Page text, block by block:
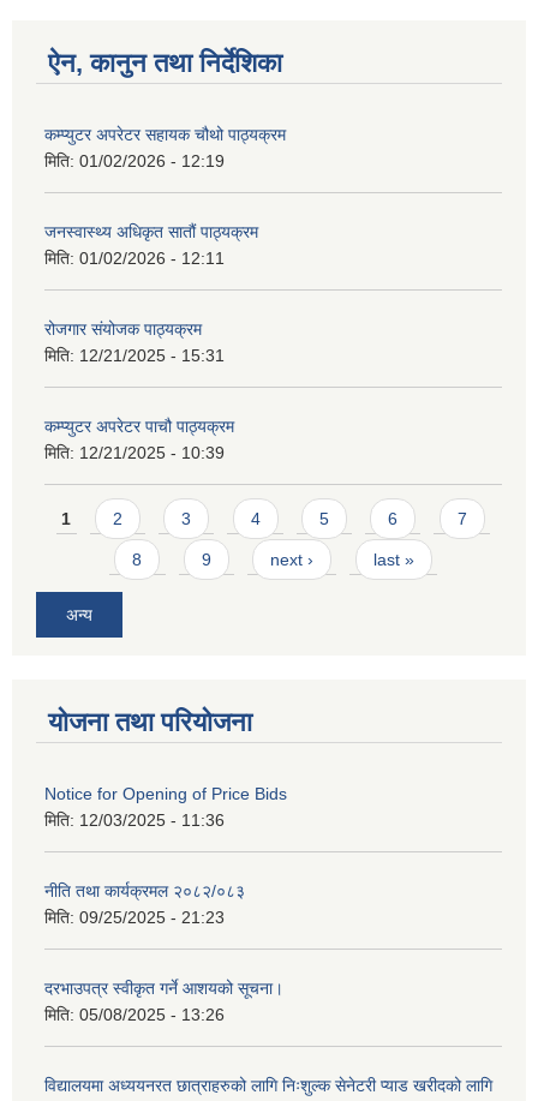
ऐन, कानुन तथा निर्देशिका
कम्प्युटर अपरेटर सहायक चौथो पाठ्यक्रम
मिति: 01/02/2026 - 12:19
जनस्वास्थ्य अधिकृत सातौं पाठ्यक्रम
मिति: 01/02/2026 - 12:11
रोजगार संयोजक पाठ्यक्रम
मिति: 12/21/2025 - 15:31
कम्प्युटर अपरेटर पाचौ पाठ्यक्रम
मिति: 12/21/2025 - 10:39
Pages
1 2 3 4 5 6 7
8 9 next › last »
अन्य
योजना तथा परियोजना
Notice for Opening of Price Bids
मिति: 12/03/2025 - 11:36
नीति तथा कार्यक्रमल २०८२/०८३
मिति: 09/25/2025 - 21:23
दरभाउपत्र स्वीकृत गर्ने आशयको सूचना।
मिति: 05/08/2025 - 13:26
विद्यालयमा अध्ययनरत छात्राहरुको लागि निःशुल्क सेनेटरी प्याड खरीदको लागि